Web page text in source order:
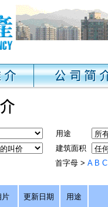
用途
建筑面积
首字母 >A B C
片 更新日期 用途